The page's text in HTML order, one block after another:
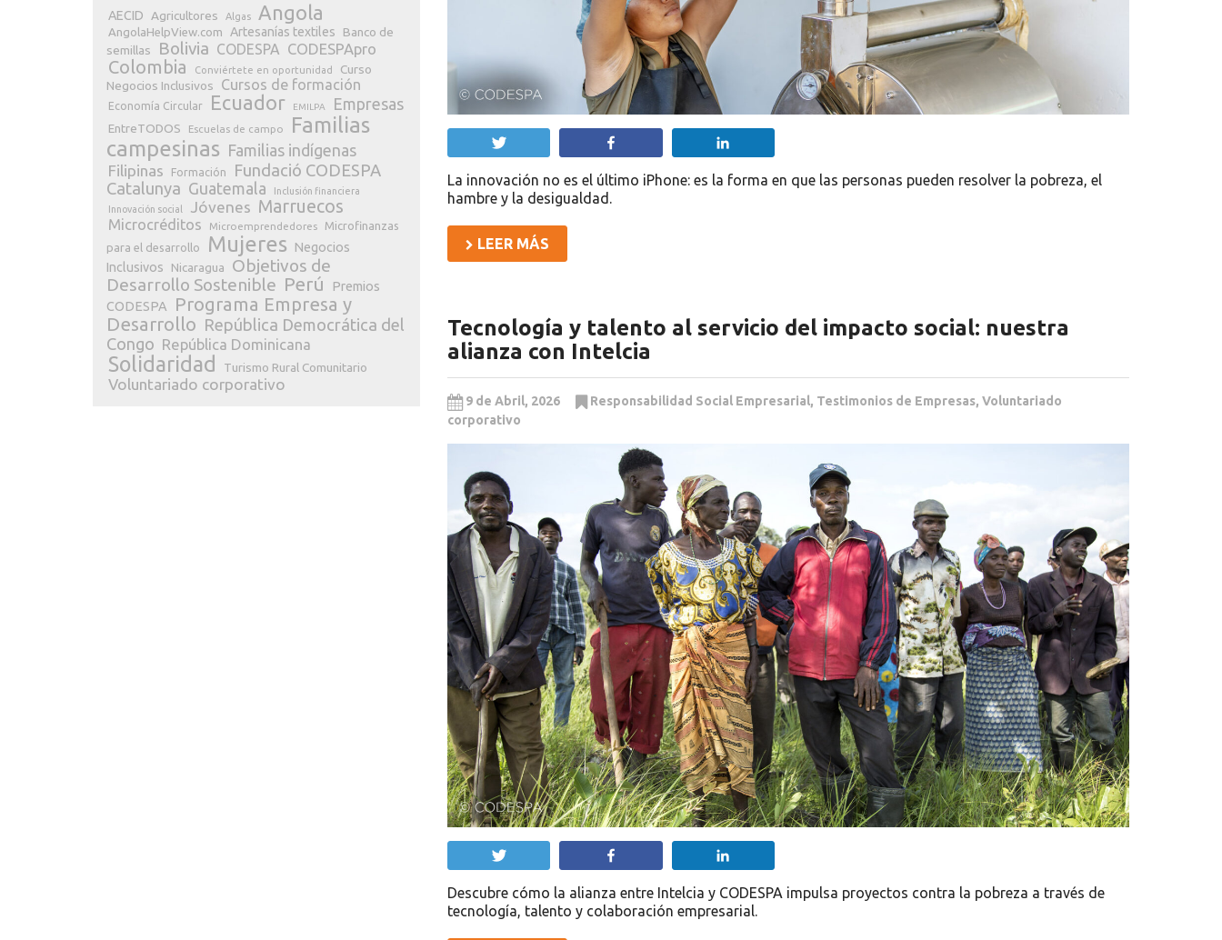
La innovación no es el último iPhone: es la forma en que las personas pueden resolver la pobreza, el
hambre y la desigualdad.
LEER MÁS
Tecnología y talento al servicio del impacto social: nuestra
alianza con Intelcia
9 de Abril, 2026 Responsabilidad Social Empresarial, Testimonios de Empresas, Voluntariado
corporativo
Descubre cómo la alianza entre Intelcia y CODESPA impulsa proyectos contra la pobreza a través de
tecnología, talento y colaboración empresarial.
AECID Agricultores Algas Angola
AngolaHelpView.com Artesanías textiles
Banco de
semillas
Bolivia CODESPA CODESPApro
Colombia Conviértete en oportunidad
Curso
Negocios Inclusivos
Cursos de formación
Economía Circular Ecuador EMILPA Empresas
EntreTODOS Escuelas de campo
Familias
campesinas Familias indígenas
Filipinas
Formación
Fundació CODESPA
Catalunya Guatemala
Inclusión financiera
Innovación social
Jóvenes Marruecos
Microcréditos Microemprendedores
Microfinanzas
para el desarrollo
Mujeres
Negocios
Inclusivos
Nicaragua
Objetivos de
Desarrollo Sostenible Perú
Premios
CODESPA
Programa Empresa y
Desarrollo República Democrática del
Congo República Dominicana
Solidaridad Turismo Rural Comunitario
Voluntariado corporativo